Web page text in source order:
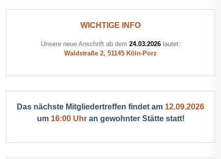
WICHTIGE INFO
Unsere neue Anschrift ab dem 24.03.2026lautet:
Waldstraße 2, 51145 Köln-Porz
Das nächste Mitgliedertreffen findet am 12.09.2026
um 16:00 Uhran gewohnter Stätte statt!